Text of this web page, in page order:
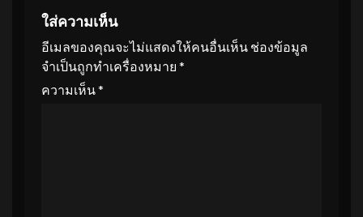
ใส่ความเห็น
อีเมลของคุณจะไม่แสดงให้คนอื่นเห็น ช่องข้อมูล
จำเป็นถูกทำเครื่องหมาย *
ความเห็น*